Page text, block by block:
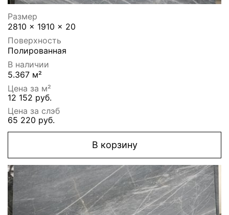
Размер
2810 x 1910 x 20
Поверхность
Полированная
В наличии
5.367 м²
Цена за м²
12 152 руб.
Цена за слэб
65 220 руб.
В корзину